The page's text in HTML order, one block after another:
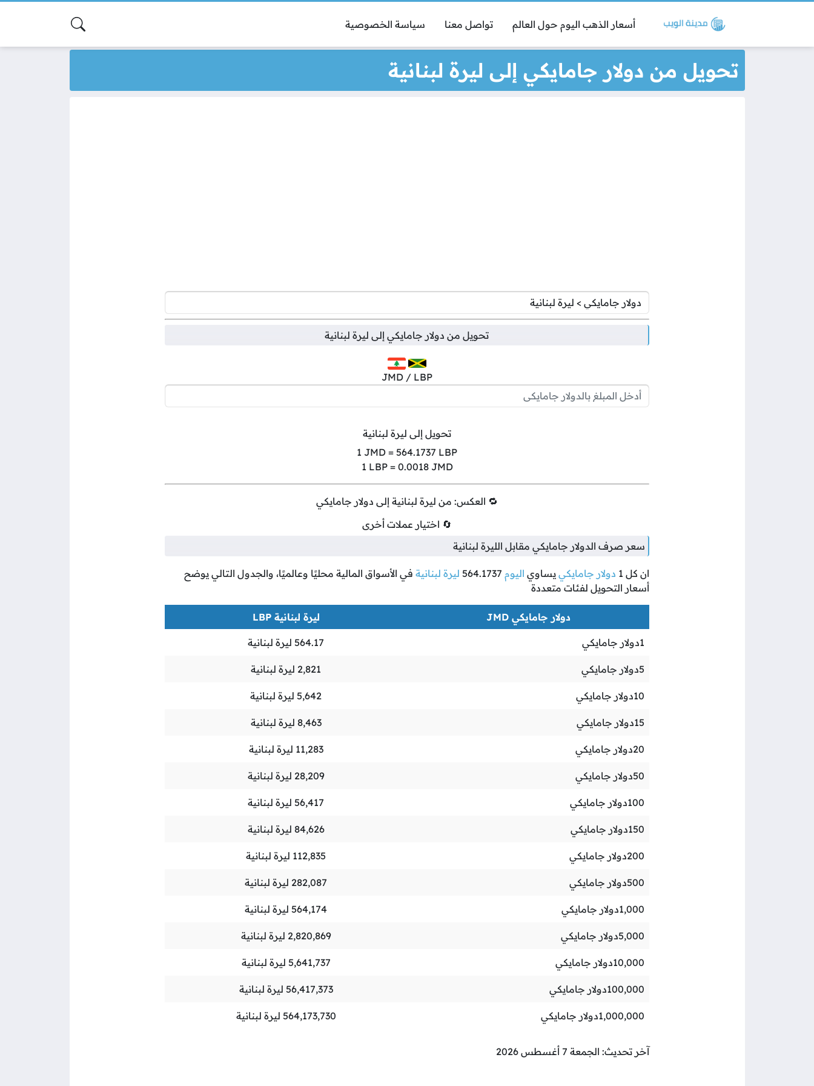
أسعار الذهب اليوم حول العالم تواصل معنا سياسة الخصوصية
تحويل من دولار جامايكي إلى ليرة لبنانية
تحويل من دولار جامايكي إلى ليرة لبنانية
JMD / LBP
تحويل إلى ليرة لبنانية
1 JMD = 564.1737 LBP
1 LBP = 0.0018JMD
🔁 العكس: من ليرة لبنانية إلى دولار جامايكي
🔄 اختيار عملات أخرى
سعر صرف الدولار جامايكي مقابل الليرة لبنانية
ان كل 1 دولار جامايكي يساوي اليوم 564.1737 ليرة لبنانية في الأسواق المالية محليًا وعالميًا، والجدول التالي يوضح
أسعار التحويل لفئات متعددة
دولار جامايكي JMD ليرة لبنانية LBP
1دولار جامايكي 564.17 ليرة لبنانية
5دولار جامايكي 2,821 ليرة لبنانية
10دولار جامايكي 5,642 ليرة لبنانية
15دولار جامايكي 8,463 ليرة لبنانية
20دولار جامايكي 11,283 ليرة لبنانية
50دولار جامايكي 28,209 ليرة لبنانية
100دولار جامايكي 56,417 ليرة لبنانية
150دولار جامايكي 84,626 ليرة لبنانية
200دولار جامايكي 112,835 ليرة لبنانية
500دولار جامايكي 282,087 ليرة لبنانية
1,000دولار جامايكي 564,174 ليرة لبنانية
5,000دولار جامايكي 2,820,869 ليرة لبنانية
10,000دولار جامايكي 5,641,737 ليرة لبنانية
100,000دولار جامايكي 56,417,373 ليرة لبنانية
1,000,000دولار جامايكي 564,173,730 ليرة لبنانية
آخر تحديث: الجمعة 7 أغسطس 2026